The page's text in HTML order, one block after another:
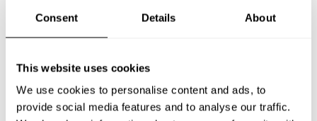
Consent Details About
This website uses cookies
We use cookies to personalise content and ads, to
provide social media features and to analyse our traffic.
Monteringsanvisning
Se ISS Exklusiv med lås för låskolv och nycklar. Detta är väldigt